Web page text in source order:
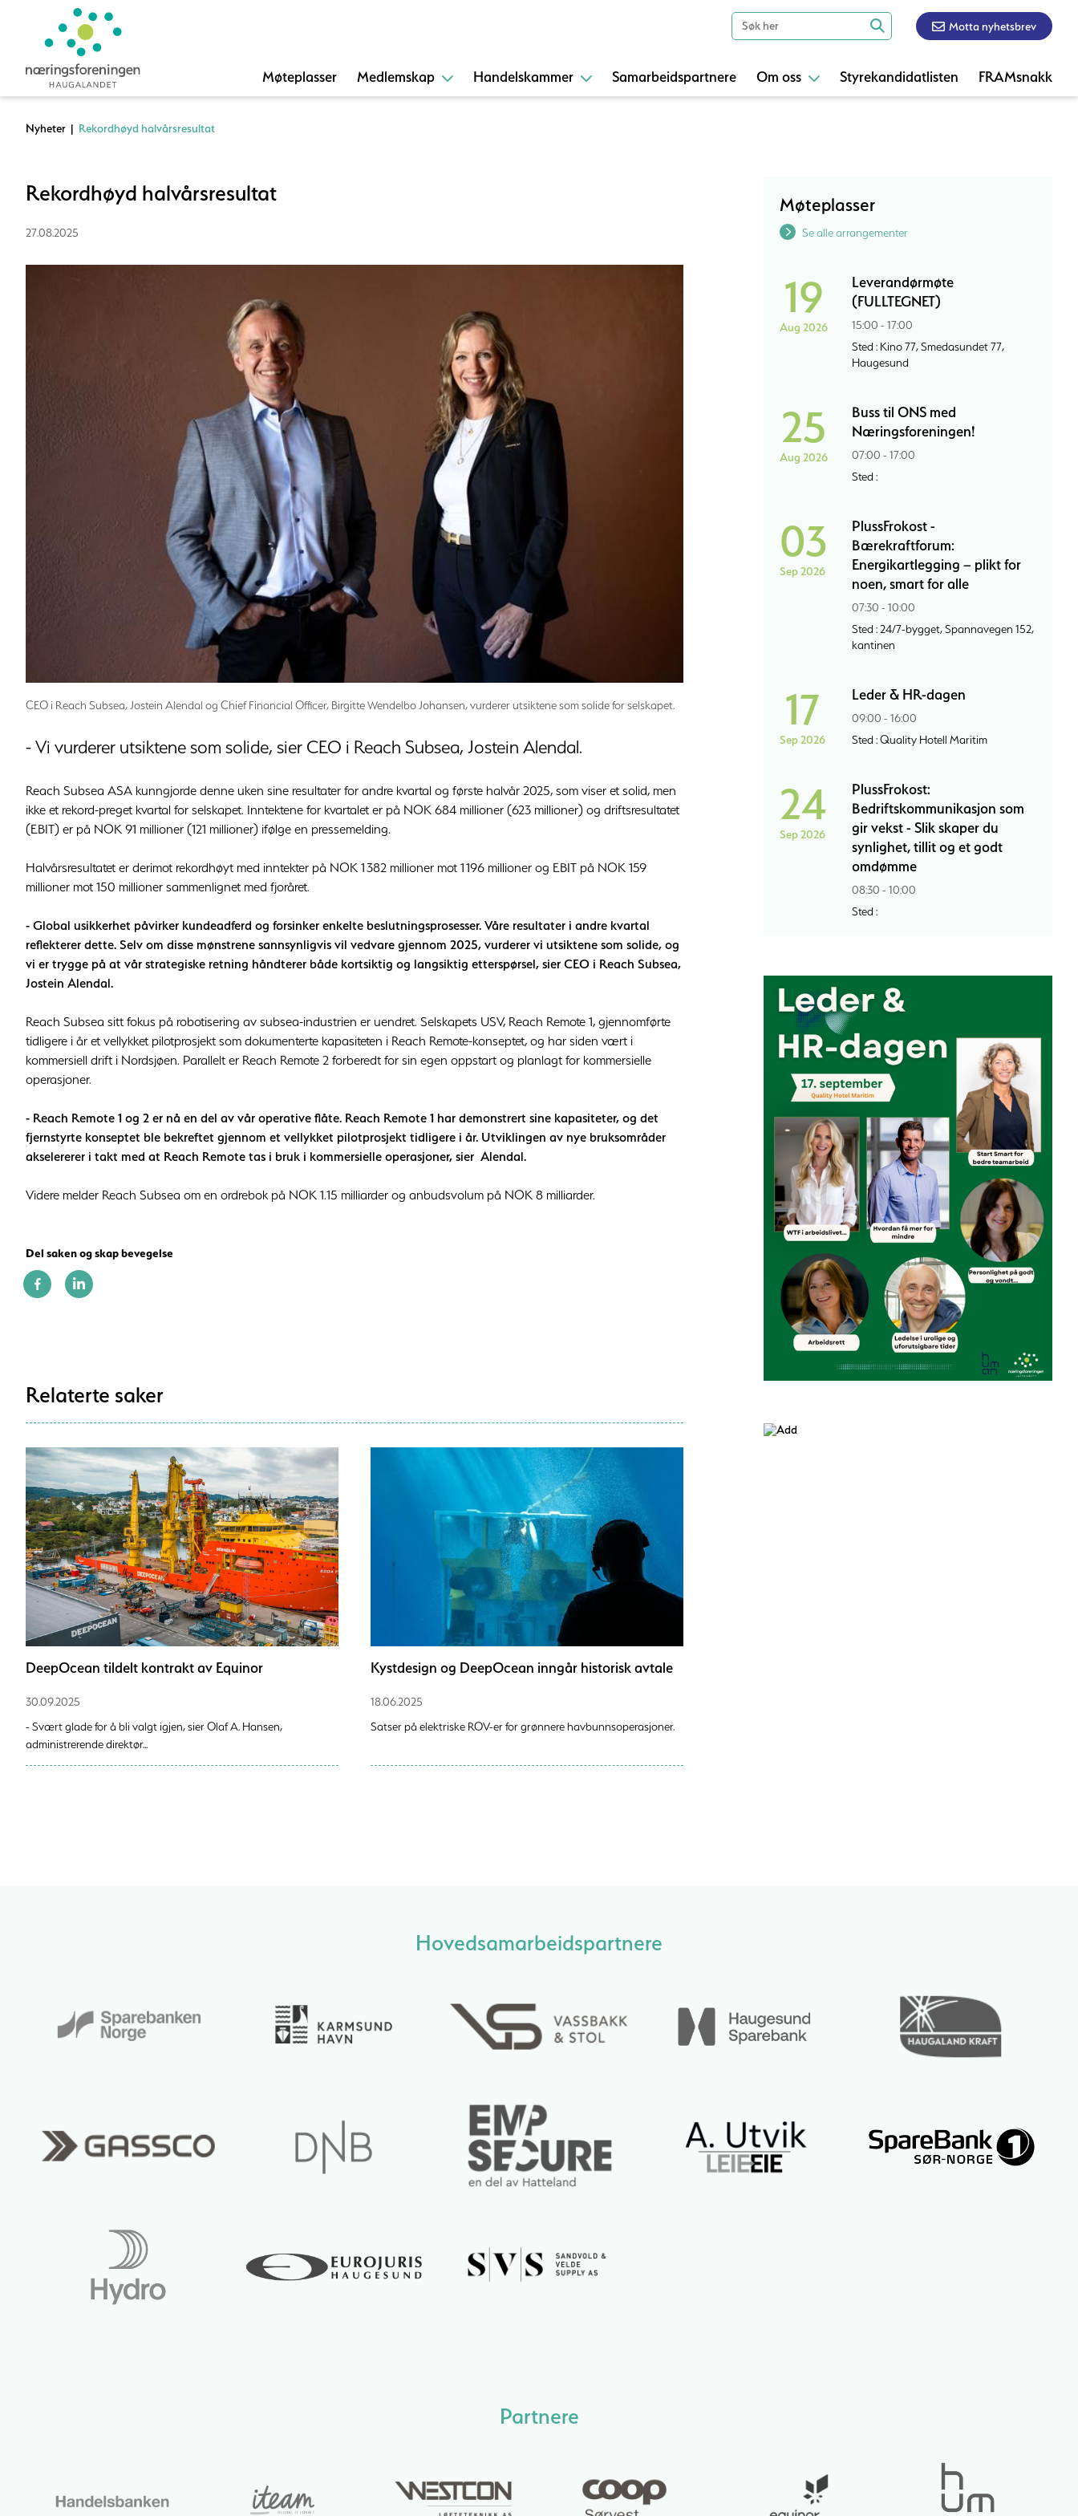
Motta nyhetsbrev
Møteplasser Medlemskap Handelskammer Samarbeidspartnere Om oss Styrekandidatlisten FRAMsnakk
Nyheter | Rekordhøyd halvårsresultat
Rekordhøyd halvårsresultat
27.08.2025
CEO i Reach Subsea, Jostein Alendal og Chief Financial Officer, Birgitte Wendelbo Johansen, vurderer utsiktene som solide for selskapet.
- Vi vurderer utsiktene som solide, sier CEO i Reach Subsea, Jostein Alendal.
Reach Subsea ASA kunngjorde denne uken sine resultater for andre kvartal og første halvår 2025, som viser et solid, men
ikke et rekord-preget kvartal for selskapet. Inntektene for kvartalet er på NOK 684 millioner (623 millioner) og driftsresultatet
(EBIT) er på NOK 91 millioner (121 millioner) ifølge en pressemelding.
Halvårsresultatet er derimot rekordhøyt med inntekter på NOK 1 382 millioner mot 1 196 millioner og EBIT på NOK 159
millioner mot 150 millioner sammenlignet med fjoråret.
- Global usikkerhet påvirker kundeadferd og forsinker enkelte beslutningsprosesser. Våre resultater i andre kvartal
reflekterer dette. Selv om disse mønstrene sannsynligvis vil vedvare gjennom 2025, vurderer vi utsiktene som solide, og
vi er trygge på at vår strategiske retning håndterer både kortsiktig og langsiktig etterspørsel, sier CEO i Reach Subsea,
Jostein Alendal.
Reach Subsea sitt fokus på robotisering av subsea-industrien er uendret. Selskapets USV, Reach Remote 1, gjennomførte
tidligere i år et vellykket pilotprosjekt som dokumenterte kapasiteten i Reach Remote-konseptet, og har siden vært i
kommersiell drift i Nordsjøen. Parallelt er Reach Remote 2 forberedt for sin egen oppstart og planlagt for kommersielle
operasjoner.
- Reach Remote 1 og 2 er nå en del av vår operative flåte. Reach Remote 1 har demonstrert sine kapasiteter, og det
fjernstyrte konseptet ble bekreftet gjennom et vellykket pilotprosjekt tidligere i år. Utviklingen av nye bruksområder
akselererer i takt med at Reach Remote tas i bruk i kommersielle operasjoner, sier Alendal.
Videre melder Reach Subsea om en ordrebok på NOK 1.15 milliarder og anbudsvolum på NOK 8 milliarder.
Del saken og skap bevegelse
Relaterte saker
DeepOcean tildelt kontrakt av Equinor
30.09.2025
- Svært glade for å bli valgt igjen, sier Olaf A. Hansen,
administrerende direktør...
Kystdesign og DeepOcean inngår historisk avtale
18.06.2025
Satser på elektriske ROV-er for grønnere havbunnsoperasjoner.
Møteplasser
Se alle arrangementer
19
Aug 2026
Leverandørmøte
(FULLTEGNET)
15:00 - 17:00
Sted : Kino 77, Smedasundet 77,
Haugesund
25
Aug 2026
Buss til ONS med
Næringsforeningen!
07:00 - 17:00
Sted :
03
Sep 2026
PlussFrokost -
Bærekraftforum:
Energikartlegging – plikt for
noen, smart for alle
07:30 - 10:00
Sted : 24/7-bygget, Spannavegen 152,
kantinen
17
Sep 2026
Leder & HR-dagen
09:00 - 16:00
Sted : Quality Hotell Maritim
24
Sep 2026
PlussFrokost:
Bedriftskommunikasjon som
gir vekst - Slik skaper du
synlighet, tillit og et godt
omdømme
08:30 - 10:00
Sted :
Hovedsamarbeidspartnere
Partnere